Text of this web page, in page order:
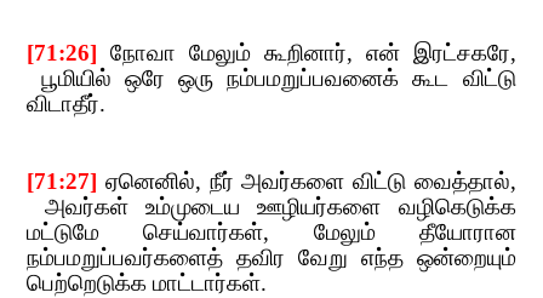
[71:26] ​​நோவா மேலும் கூறினார்,​​ என் இரட்சகரே,​​
பூமியில் ஒரே ஒரு நம்பமறுப்பவனைக் கூட விட்டு
விடாதீர்.
[71:27] ​​ஏனெனில்,​​ நீர் அவர்களை​​ விட்டு வைத்தால்,​​
அவர்கள் உம்முடைய ஊழியர்களை வழிகெடுக்க
மட்டுமே செய்வார்கள்,​​ மேலும் தீயோரான
நம்பமறுப்பவர்களைத் தவிர வேறு எந்த ஒன்றையும்
பெற்றெடுக்க மாட்டார்கள்.